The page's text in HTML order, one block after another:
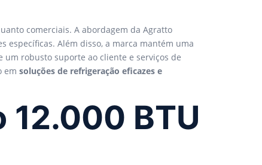
comerciais. A abordagem da Agratto
específicas. Além disso, a marca mantém uma
um robusto suporte ao cliente e serviços de
em soluções de refrigeração eficazes e
BTU